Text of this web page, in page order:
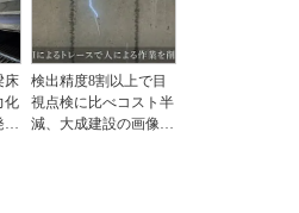
床
化
検出精度8割以上で目
視点検に比べコスト半
減、大成建設の画像解